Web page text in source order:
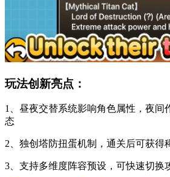
玩法创新亮点：
1、昼夜交替系统影响角色属性，夜间
态
2、独创塔防扭蛋机制，通关后可获得
3、支持多维度阵容预设，可快速切换